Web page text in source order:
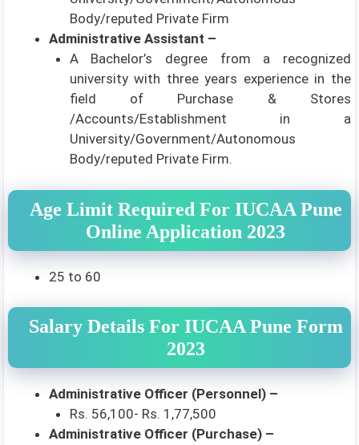
Body/reputed Private Firm
Administrative Assistant –
A Bachelor’s degree from a recognized
university with three years experience in the
field of Purchase & Stores
/Accounts/Establishment in a
University/Government/Autonomous
Body/reputed Private Firm.
Age Limit Required For IUCAA Pune
Online Application 2023
25 to 60
Salary Details For IUCAA Pune Form
2023
Administrative Officer (Personnel) –
Rs. 56,100- Rs. 1,77,500
Administrative Officer (Purchase) –